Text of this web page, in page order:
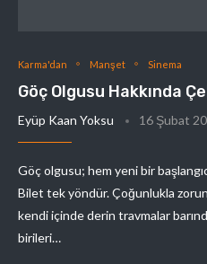
Karma'dan Manşet Sinema
Göç Olgusu Hakkında
Eyüp Kaan Yoksu 16 Şubat
Göç olgusu; hem yeni bir
Bilet tek yöndür. Çoğunlukla
kendi içinde derin travmalar
birileri…